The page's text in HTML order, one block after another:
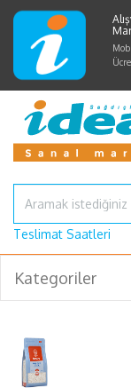
Teslimat Saatleri
Kategoriler